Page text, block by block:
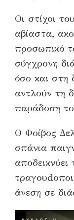
Οι στίχοι
αβίαστα,
προσωπικό
σύγχρονη
όσο και στη
αντλούν τη
παράδοση
Ο Φοίβος
σπάνια
άνεση σε